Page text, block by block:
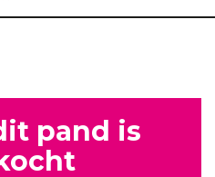
pand is